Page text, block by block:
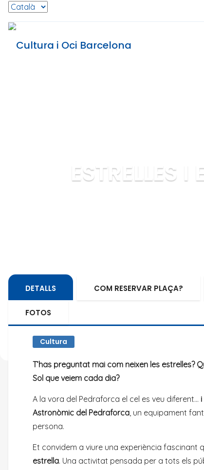
Selecciona l'idioma
ESTRELLES
DETALLS COM RESERVAR PLAÇA?
FOTOS
Cultura
T’has preguntat mai com neixen les estrelles?
Sol que veiem cada dia?
A la vora del Pedraforca el cel es veu diferent…
Astronòmic del Pedraforca , un equipament
persona.
Et convidem a viure una experiència fascinant
estrella. Una activitat pensada per a tots els